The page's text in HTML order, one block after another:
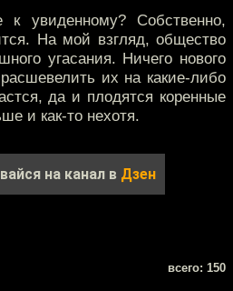
увиденному? Собственно,
На мой взгляд, общество
угасания. Ничего нового
их на какие-либо
да и плодятся коренные
и как-то нехотя.
на канал в Дзен
всего: 150